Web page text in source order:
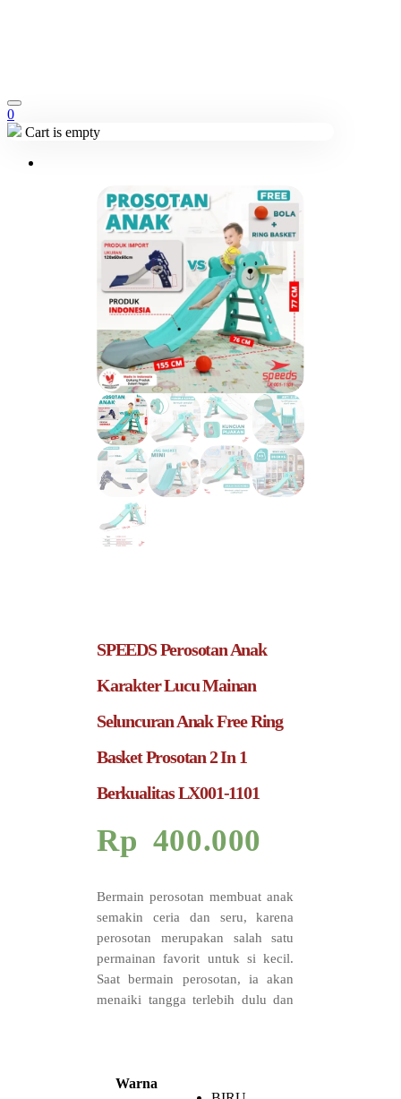
0
Cart is empty
SPEEDS Perosotan Anak
Karakter Lucu Mainan
Seluncuran Anak Free Ring
Basket Prosotan 2 In 1
Berkualitas LX001-1101
Rp 400.000
Bermain perosotan membuat anak
semakin ceria dan seru, karena
perosotan merupakan salah satu
permainan favorit untuk si kecil.
Saat bermain perosotan, ia akan
menaiki tangga terlebih dulu dan
tangan sebelum akhirnya merosot
Warna